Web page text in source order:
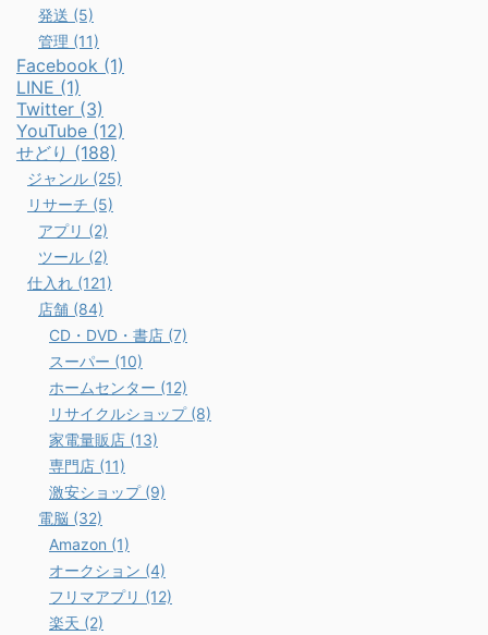
発送 (5)
管理 (11)
Facebook (1)
LINE (1)
Twitter (3)
YouTube (12)
せどり (188)
ジャンル (25)
リサーチ (5)
アプリ (2)
ツール (2)
仕入れ (121)
店舗 (84)
CD・DVD・書店 (7)
スーパー (10)
ホームセンター (12)
リサイクルショップ (8)
家電量販店 (13)
専門店 (11)
激安ショップ (9)
電脳 (32)
Amazon (1)
オークション (4)
フリマアプリ (12)
楽天 (2)